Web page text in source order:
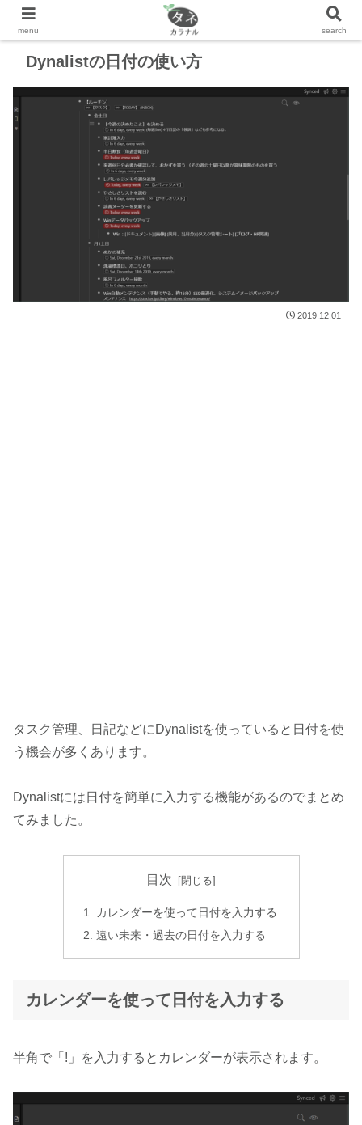
Dynalistの日付の使い方
2019.12.01
タスク管理、日記などにDynalistを使っていると日付を使
う機会が多くあります。
Dynalistには日付を簡単に入力する機能があるのでまとめ
てみました。
目次
カレンダーを使って日付を入力する
遠い未来・過去の日付を入力する
カレンダーを使って日付を入力する
半角で「!」を入力するとカレンダーが表示されます。